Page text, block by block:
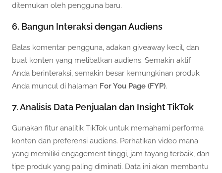
ditemukan oleh pengguna baru.
6. Bangun Interaksi dengan Audiens
Balas komentar pengguna, adakan giveaway kecil, dan
buat konten yang melibatkan audiens. Semakin aktif
Anda berinteraksi, semakin besar kemungkinan produk
Anda muncul di halaman For You Page (FYP).
7. Analisis Data Penjualan dan Insight TikTok
Gunakan fitur analitik TikTok untuk memahami performa
konten dan preferensi audiens. Perhatikan video mana
yang memiliki engagement tinggi, jam tayang terbaik, dan
tipe produk yang paling diminati. Data ini akan membantu